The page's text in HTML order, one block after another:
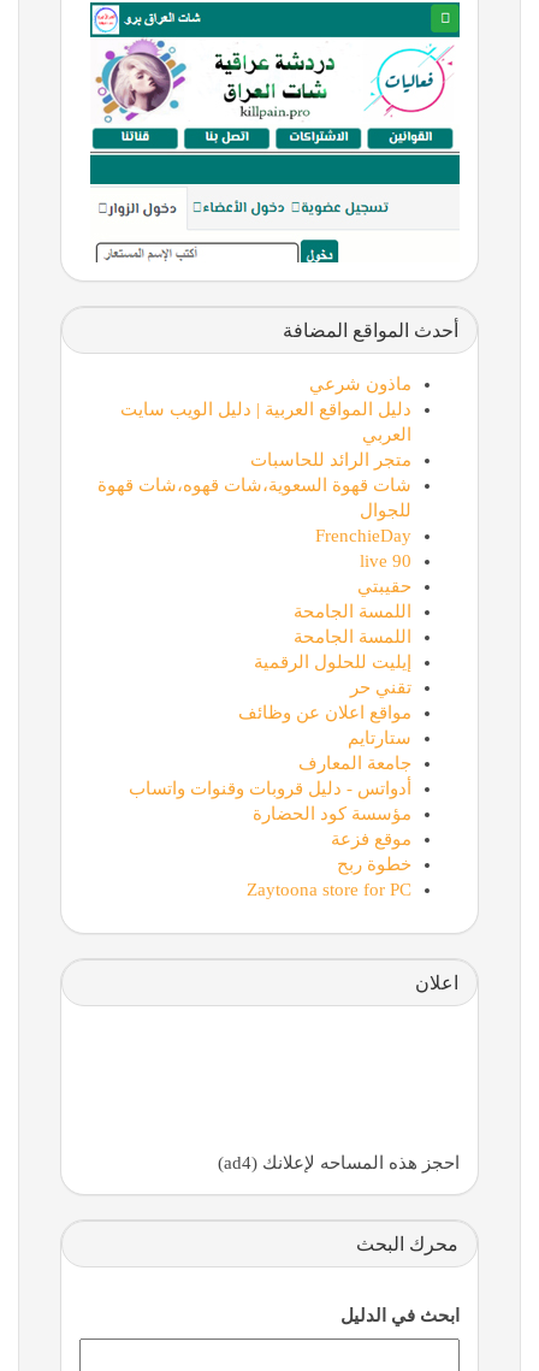
أحدث المواقع المضافة
ماذون شرعي
دليل المواقع العربية | دليل الويب سايت
العربي
متجر الرائد للحاسبات
شات قهوة السعوية،شات قهوه،شات قهوة
للجوال
FrenchieDay
90 live
حقيبتي
اللمسة الجامحة
اللمسة الجامحة
إيليت للحلول الرقمية
تقني حر
مواقع اعلان عن وظائف
ستارتايم
جامعة المعارف
أدواتس - دليل قروبات وقنوات واتساب
مؤسسة كود الحضارة
موقع فزعة
خطوة ربح
Zaytoona store for PC
اعلان
احجز هذه المساحه لإعلانك (ad4)
محرك البحث
ابحث في الدليل